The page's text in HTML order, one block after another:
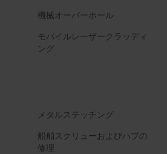
機械オーバーホール
モバイルレーザークラッディ
ング
メタルステッチング
船舶スクリューおよびハブの
修理